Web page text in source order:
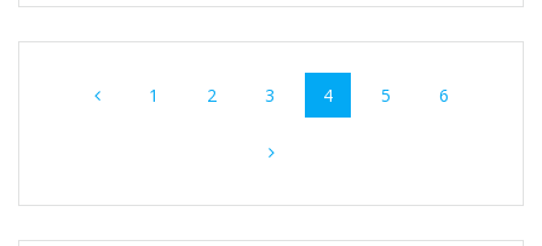
des
Page
1 Page
2 Page
3 Page
4 Page
5 Page
6